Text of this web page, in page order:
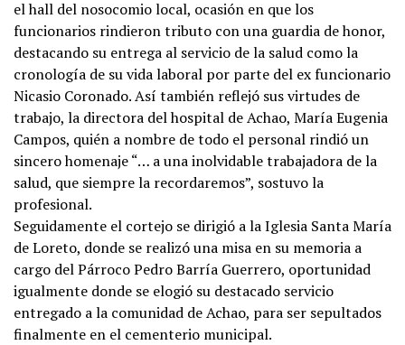
el hall del nosocomio local, ocasión en que los
funcionarios rindieron tributo con una guardia de honor,
destacando su entrega al servicio de la salud como la
cronología de su vida laboral por parte del ex funcionario
Nicasio Coronado. Así también reflejó sus virtudes de
trabajo, la directora del hospital de Achao, María Eugenia
Campos, quién a nombre de todo el personal rindió un
sincero homenaje “… a una inolvidable trabajadora de la
salud, que siempre la recordaremos”, sostuvo la
profesional.
Seguidamente el cortejo se dirigió a la Iglesia Santa María
de Loreto, donde se realizó una misa en su memoria a
cargo del Párroco Pedro Barría Guerrero, oportunidad
igualmente donde se elogió su destacado servicio
entregado a la comunidad de Achao, para ser sepultados
finalmente en el cementerio municipal.